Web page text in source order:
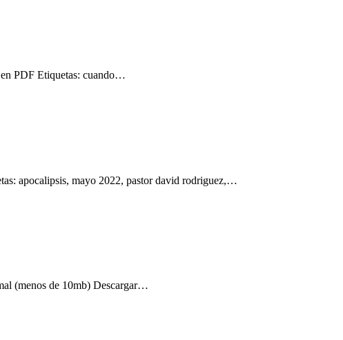
PDF Etiquetas: cuando…
apocalipsis, mayo 2022, pastor david rodriguez,…
(menos de 10mb) Descargar…